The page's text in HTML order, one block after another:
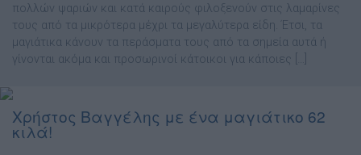
πολλών ψαριών και κατά καιρούς φιλοξενούν στις λαµαρίνες
τους από τα µικρότερα µέχρι τα µεγαλύτερα είδη. Έτσι, τα
µαγιάτικα κάνουν τα περάσµατα τους από τα σηµεία αυτά ή
γίνονται ακόµα και προσωρινοί κάτοικοι για κάποιες […]
Χρήστος Βαγγέλης με ένα μαγιάτικο 62
κιλά!